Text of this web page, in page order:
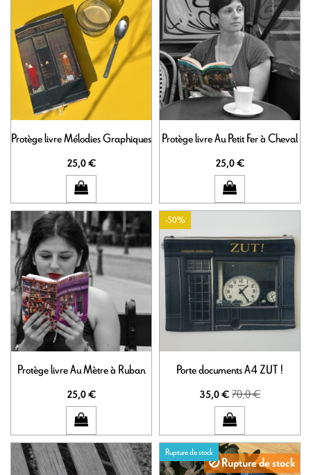
Protège livre Mélodies Graphiques
25,0 €
Protège livre Au Petit Fer à Cheval
25,0 €
Protège livre Au Mètre à Ruban
25,0 €
-50%
Porte documents A4 ZUT !
35,0 €70,0 €
Rupture de stock
Rupture de stock